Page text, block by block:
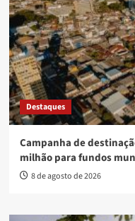
Destaques
Campanha de
milhão para fundos
8 de agosto de 2026